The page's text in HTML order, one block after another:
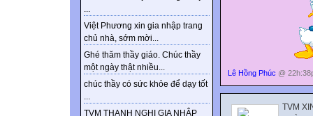
...
Việt Phương xin gia nhập trang
chủ nhà, sớm mời...
Ghé thăm thầy giáo. Chúc thầy
một ngày thật nhiều...
chúc thầy có sức khỏe để dạy tốt
...
TVM THANH NGHỊ GIA NHẬP
Lê Hồng Phúc @
TVM